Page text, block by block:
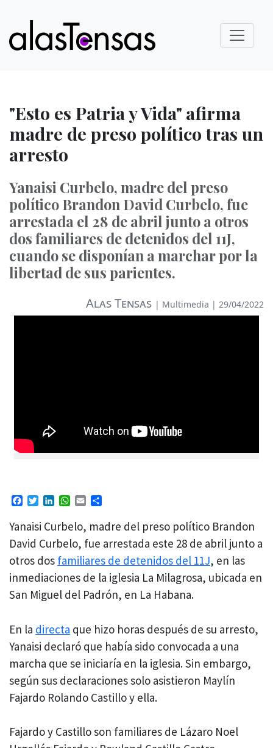
"Esto es Patria y Vida" afirma
madre de preso político tras un
arresto
Yanaisi Curbelo, madre del preso
político Brandon David Curbelo, fue
arrestada el 28 de abril junto a otros
dos familiares de detenidos del 11J,
cuando se disponían a marchar por la
libertad de sus parientes.
Alas Tensas | Multimedia | 29/04/2022
Facebook
TwitterLinkedIn
WhatsApp
Email
Yanaisi Curbelo, madre del preso político Brandon
David Curbelo, fue arrestada este 28 de abril junto a
otros dos familiares de detenidos del 11J, en las
inmediaciones de la iglesia La Milagrosa, ubicada en
San Miguel del Padrón, en La Habana.
En la directa que hizo horas después de su arresto,
Yanaisi declaró que había sido convocada a una
marcha que se iniciaría en la iglesia. Sin embargo,
según sus declaraciones solo asistieron Maylín
Fajardo Rolando Castillo y ella.
Fajardo y Castillo son familiares de Lázaro Noel